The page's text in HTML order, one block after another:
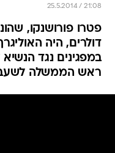
25.5.2014 / 21:08
דולרים, היה
במפגינים נגד
ראש הממשלה לשעבר